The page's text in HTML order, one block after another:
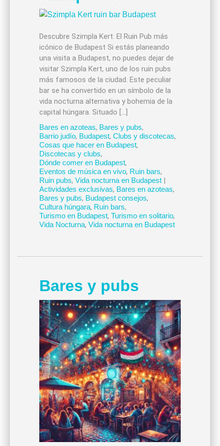
Descubre Szimpla Kert: El Ruin Pub más
icónico de Budapest Si estás planeando
una visita a Budapest, no puedes dejar de
visitar Szimpla Kert, uno de los ruin pubs
más famosos de la ciudad. Este peculiar
bar se ha convertido en un símbolo de la
vida nocturna alternativa y bohemia de la
capital húngara. Situado […]
Bares en azoteas, Bares y pubs,
Barrio judío, Budapest, Clubs y discotecas,
Cosas que hacer en Budapest,
Discotecas y clubs,
Dónde comer en Budapest,
Eventos de música en vivo, Ruin bars,
Ruin pubs, Vida nocturna en Budapest|
Actividades exclusivas, Bares en azoteas,
Bares y pubs, Budapest consejos,
Cultura húngara, Ruin bars,
Turismo en Budapest, Turismo en solitario,
Vida Nocturna, Vida nocturna en Budapest
Bares y pubs